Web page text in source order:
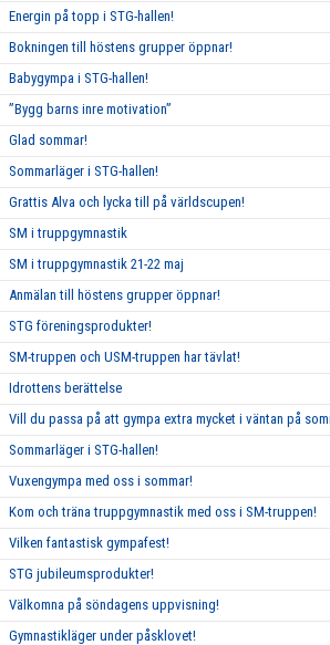
Energin på topp i STG-hallen!
Bokningen till höstens grupper öppnar!
Babygympa i STG-hallen!
”Bygg barns inre motivation”
Glad sommar!
Sommarläger i STG-hallen!
Grattis Alva och lycka till på världscupen!
SM i truppgymnastik
SM i truppgymnastik 21-22 maj
Anmälan till höstens grupper öppnar!
STG föreningsprodukter!
SM-truppen och USM-truppen har tävlat!
Idrottens berättelse
Vill du passa på att gympa extra mycket i väntan på
Sommarläger i STG-hallen!
Vuxengympa med oss i sommar!
Kom och träna truppgymnastik med oss i SM-truppen!
Vilken fantastisk gympafest!
STG jubileumsprodukter!
Välkomna på söndagens uppvisning!
Gymnastikläger under påsklovet!